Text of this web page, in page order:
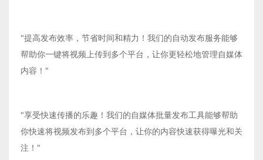
"提高发布效率，节省时间和精力！我们的自动发布服务能够
帮助你一键将视频上传到多个平台，让你更轻松地管理自媒体
内容！"
"享受快速传播的乐趣！我们的自媒体批量发布工具能够帮助
你快速将视频发布到多个平台，让你的内容快速获得曝光和关
注！"